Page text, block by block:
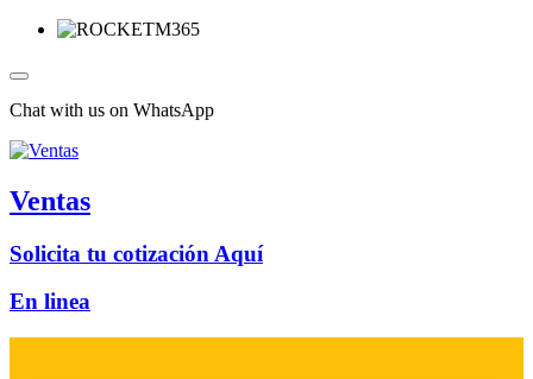
Chat with us on WhatsApp
Ventas
Solicita tu cotización Aquí
En linea